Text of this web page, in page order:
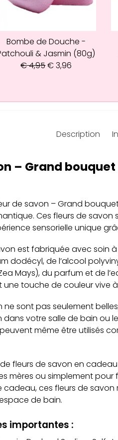
Bombe de Douche -
& Jasmin (80g)
€4,95€3,96
Description
– Grand
de savon – Grand
Ces fleurs de
sensorielle unique
est fabriquée avec soin
dodécyl, de l’alcool
Mays), du parfum et de
touche de couleur vive
ne sont pas seulement
votre salle de bain ou
même être utilisés
fleurs de savon en
mères ou simplement pour
ces fleurs de
de bain.
importantes :